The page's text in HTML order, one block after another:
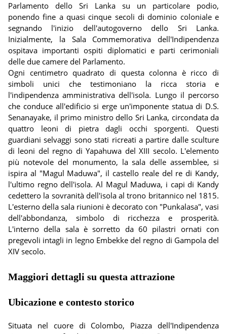
Parlamento dello Sri Lanka su un particolare podio,
ponendo fine a quasi cinque secoli di dominio coloniale e
segnando l'inizio dell'autogoverno dello Sri Lanka.
Inizialmente, la Sala Commemorativa dell'Indipendenza
ospitava importanti ospiti diplomatici e parti cerimoniali
delle due camere del Parlamento.
Ogni centimetro quadrato di questa colonna è ricco di
simboli unici che testimoniano la ricca storia e
l'indipendenza amministrativa dell'isola. Lungo il percorso
che conduce all'edificio si erge un'imponente statua di D.S.
Senanayake, il primo ministro dello Sri Lanka, circondata da
quattro leoni di pietra dagli occhi sporgenti. Questi
guardiani selvaggi sono stati ricreati a partire dalle sculture
di leoni del regno di Yapahuwa del XIII secolo. L'elemento
più notevole del monumento, la sala delle assemblee, si
ispira al "Magul Maduwa", il castello reale del re di Kandy,
l'ultimo regno dell'isola. Al Magul Maduwa, i capi di Kandy
cedettero la sovranità dell'isola al trono britannico nel 1815.
L'esterno della sala riunioni è decorato con "Punkalasa", vasi
dell'abbondanza, simbolo di ricchezza e prosperità.
L'interno della sala è sorretto da 60 pilastri ornati con
pregevoli intagli in legno Embekke del regno di Gampola del
XIV secolo.
Maggiori dettagli su questa attrazione
Ubicazione e contesto storico
Situata nel cuore di Colombo, Piazza dell'Indipendenza